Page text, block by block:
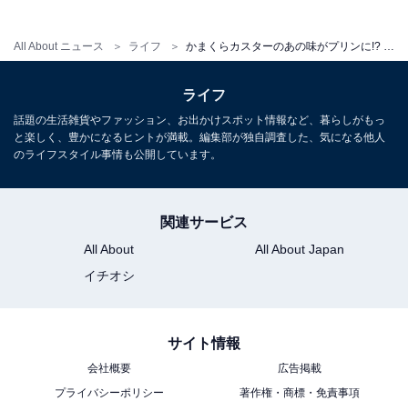
All About ニュース ライフ
カスタードプリンには、ジャージー牛乳を使用。底のカ
ラメルソースには和三盆を使用し、苦みの少ない、やさ
ライフ
話題の生活雑貨やファッション、お出かけスポット情報など、暮らしがもっ
と楽しく、豊かになるヒントが満載。編集部が独自調査した、気になる他人
のライフスタイル事情も公開しています。
関連サービス
All About
All About Japan
イチオシ
サイト情報
会社概要
広告掲載
プライバシーポリシー
著作権・商標・免責事項